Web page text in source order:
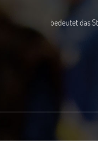
bedeutet das Streben